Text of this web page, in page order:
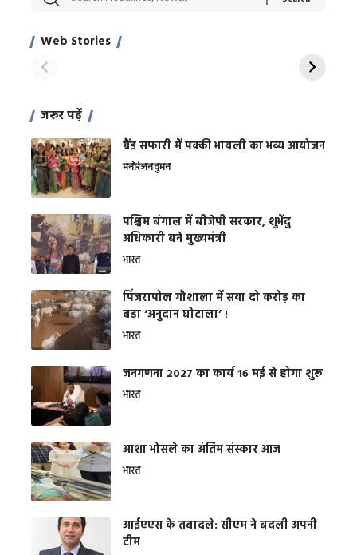
Web Stories
साहिल खान
जरूर पढ़ें
ग्रैंड सफारी में पक्की भायली का भव्य आयोजन
मनोरंजनवुमन
पश्चिम बंगाल में बीजेपी सरकार, शुभेंदु
अधिकारी बने मुख्यमंत्री
भारत
​पिंजरापोल गौशाला में सवा दो करोड़ का
बड़ा ‘अनुदान घोटाला’ !
भारत
जनगणना 2027 का कार्य 16 मई से होगा शुरू
भारत
आशा भोसले का अंतिम संस्कार आज
भारत
आईएएस के तबादले: सीएम ने बदली अपनी
टीम